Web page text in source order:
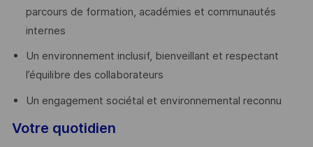
parcours de formation, académies et communautés
internes
Un environnement inclusif, bienveillant et respectant
l’équilibre des collaborateurs
Un engagement sociétal et environnemental reconnu
Votre quotidien